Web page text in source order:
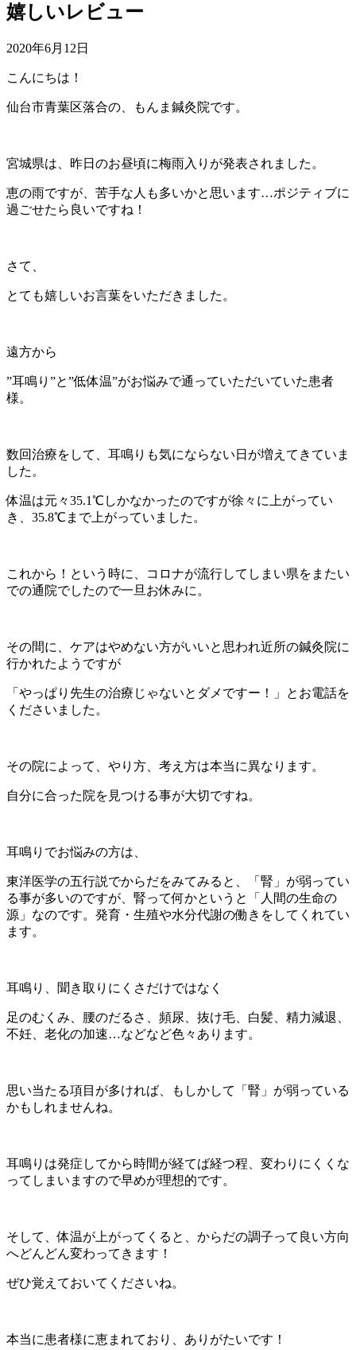
嬉しいレビュー
2020年6月12日
こんにちは！
仙台市青葉区落合の、もんま鍼灸院です。
宮城県は、昨日のお昼頃に梅雨入りが発表されました。
恵の雨ですが、苦手な人も多いかと思います…ポジティブに
過ごせたら良いですね！
さて、
とても嬉しいお言葉をいただきました。
遠方から
”耳鳴り”と”低体温”がお悩みで通っていただいていた患者
様。
数回治療をして、耳鳴りも気にならない日が増えてきていま
した。
体温は元々35.1℃しかなかったのですが徐々に上がってい
き、35.8℃まで上がっていました。
これから！という時に、コロナが流行してしまい県をまたい
での通院でしたので一旦お休みに。
その間に、ケアはやめない方がいいと思われ近所の鍼灸院に
行かれたようですが
「やっぱり先生の治療じゃないとダメですー！」とお電話を
くださいました。
その院によって、やり方、考え方は本当に異なります。
自分に合った院を見つける事が大切ですね。
耳鳴りでお悩みの方は、
東洋医学の五行説でからだをみてみると、「腎」が弱ってい
る事が多いのですが、腎って何かというと「人間の生命の
源」なのです。発育・生殖や水分代謝の働きをしてくれてい
ます。
耳鳴り、聞き取りにくさだけではなく
足のむくみ、腰のだるさ、頻尿、抜け毛、白髪、精力減退、
不妊、老化の加速…などなど色々あります。
思い当たる項目が多ければ、もしかして「腎」が弱っている
かもしれませんね。
耳鳴りは発症してから時間が経てば経つ程、変わりにくくな
ってしまいますので早めが理想的です。
そして、体温が上がってくると、からだの調子って良い方向
へどんどん変わってきます！
ぜひ覚えておいてくださいね。
本当に患者様に恵まれており、ありがたいです！